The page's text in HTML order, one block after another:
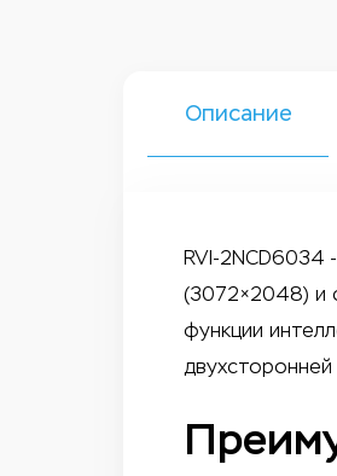
Описание
RVI-2NCD6034
(3072×2048) и
функции